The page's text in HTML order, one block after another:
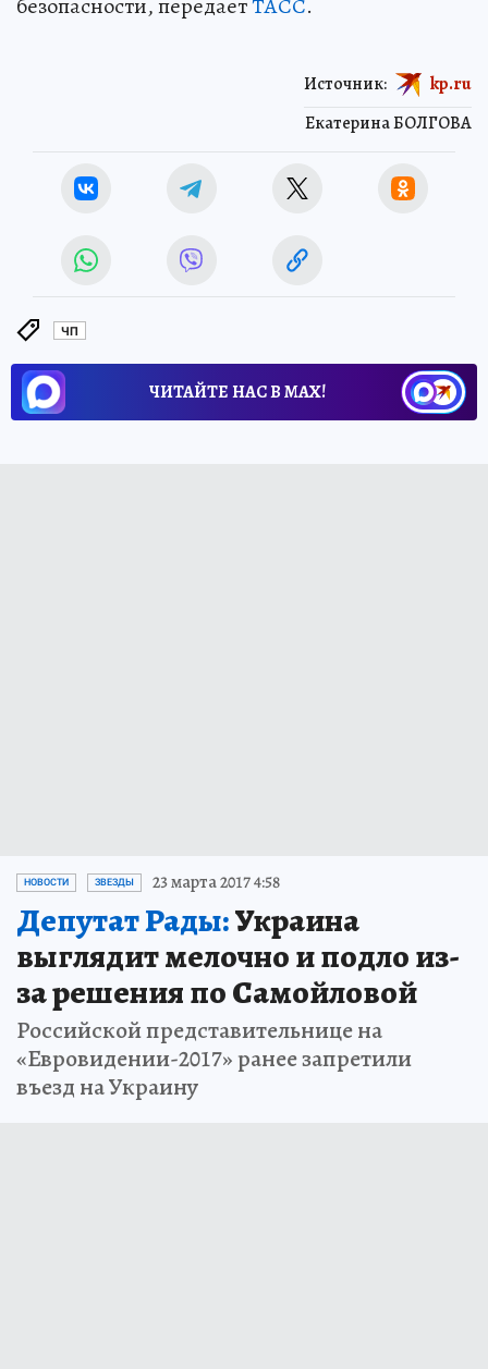
безопасности, передаетТАСС.
Екатерина БОЛГОВА
Источник: kp.ru
ЧП
ЧИТАЙТЕ НАС В МАХ!
НОВОСТИ ЗВЕЗДЫ 23 марта 2017 4:58
Депутат Рады:Украина
выглядит мелочно и подло из-
за решения по Самойловой
Российской представительнице на
«Евровидении-2017» ранее запретили
въезд на Украину